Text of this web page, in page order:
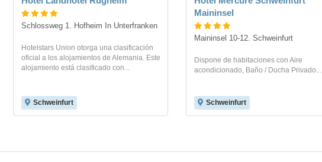
Schlossweg 1. Hofheim In Unterfranken
Hotelstars Union otorga una clasificación
oficial a los alojamientos de Alemania. Este
alojamiento está clasificado con...
Schweinfurt
Maininsel
Maininsel 10-12. Schweinfurt
Dispone de habitaciones con Aire
acondicionado, Baño / Ducha Privado...
Schweinfurt